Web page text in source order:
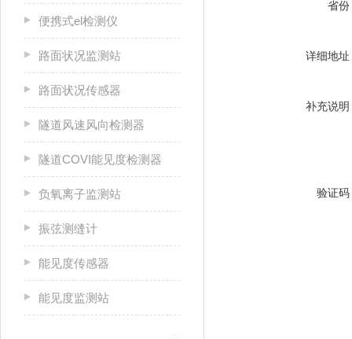
便携式el检测仪
路面状况监测站
路面状况传感器
隧道风速风向检测器
隧道COVI能见度检测器
负氧离子监测站
振弦测缝计
能见度传感器
能见度监测站
省份
详细地址
补充说明
验证码